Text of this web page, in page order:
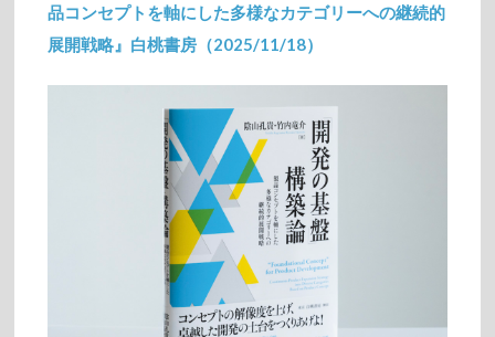
品コンセプトを軸にした多様なカテゴリーへの継続的
展開戦略』白桃書房（2025/11/18）